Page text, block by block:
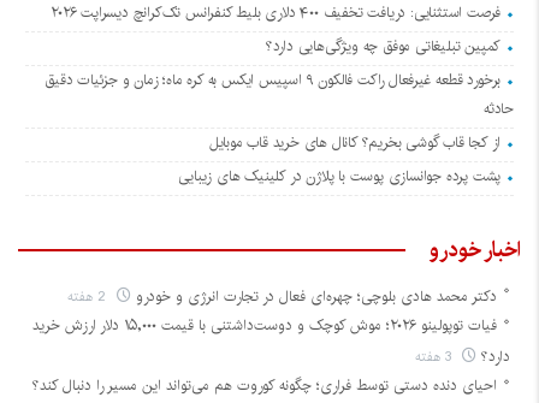
فرصت استثنایی: دریافت تخفیف ۴۰۰ دلاری بلیط کنفرانس تک‌کرانچ دیسراپت ۲۰۲۶
کمپین تبلیغاتی موفق چه ویژگی‌هایی دارد؟
برخورد قطعه غیرفعال راکت فالکون ۹ اسپیس ایکس به کره ماه؛ زمان و جزئیات دقیق
حادثه
از کجا قاب گوشی بخریم؟ کانال های خرید قاب موبایل
پشت پرده جوانسازی پوست با پلاژن در کلینیک های زیبایی
اخبار خودرو
دکتر محمد هادی بلوچی؛ چهره‌ای فعال در تجارت انرژی و خودرو
فیات توپولینو ۲۰۲۶؛ موش کوچک و دوست‌داشتنی با قیمت ۱۵,۰۰۰ دلار ارزش خرید
دارد؟
احیای دنده دستی توسط فراری؛ چگونه کوروت هم می‌تواند این مسیر را دنبال کند؟